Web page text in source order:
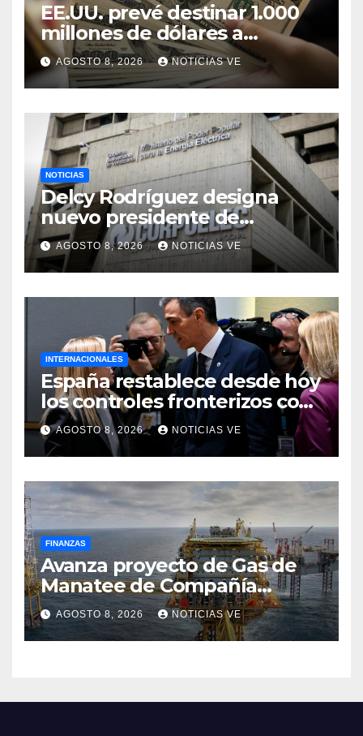
EE.UU. prevé destinar 1.000
millones de dólares a
Colombia para un paquete
de seguridad
AGOSTO 8, 2026 NOTICIAS VE
NOTICIAS
Delcy Rodríguez designa
nuevo presidente de
Corpoelec y nuevo
viceministro de Servicios
Eléctricos
AGOSTO 8, 2026 NOTICIAS VE
INTERNACIONALES
España restablece desde hoy
los controles fronterizos con
Italia tras el rechazo de Roma
a retirar las restricciones
AGOSTO 8, 2026 NOTICIAS VE
FINANZAS
Avanza proyecto de Gas de
Manatee de Compañía
Nacional de Gas de Trinidad y
Tobago
AGOSTO 8, 2026 NOTICIAS VE